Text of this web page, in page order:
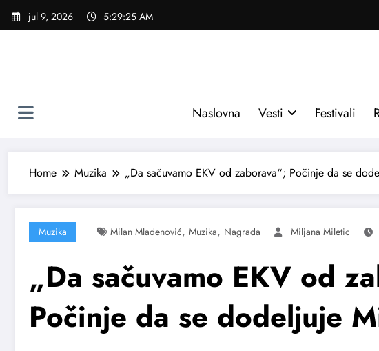
Skoči
jul 9, 2026 5:29:26 AM
Naslovna Vesti Festivali
Home Muzika „Da sačuvamo EKV od zaborava“; Počinje da se
Muzika Milan Mladenović, Muzika, Nagrada Miljana Miletic
„Da sačuvamo EKV od
Počinje da se dodeljuje